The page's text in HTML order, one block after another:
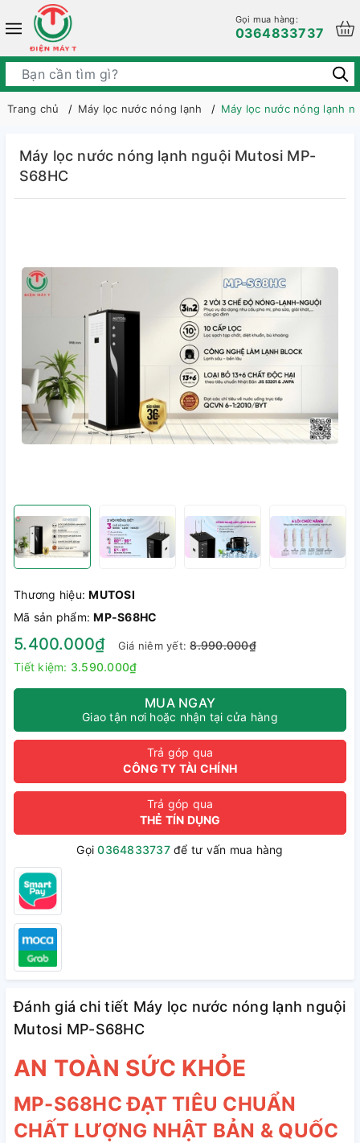
Gọi mua hàng:
0364833737
Trang chủ Máy lọc nước nóng lạnh Máy lọc nước nóng lạnh
Máy lọc nước nóng lạnh nguội Mutosi MP-
S68HC
Thương hiệu:MUTOSI
Mã sản phẩm:MP-S68HC
5.400.000₫ Giá niêm yết:8.990.000₫
Tiết kiệm: 3.590.000₫
MUA NGAY
Giao tận nơi hoặc nhận tại cửa hàng
Trả góp qua
CÔNG TY TÀI CHÍNH
Trả góp qua
THẺ TÍN DỤNG
Gọi0364833737để tư vấn mua hàng
Đánh giá chi tiết Máy lọc nước nóng lạnh nguội
Mutosi MP-S68HC
AN TOÀN SỨC KHỎE
MP-S68HC ĐẠT TIÊU CHUẨN
CHẤT LƯỢNG NHẬT BẢN & QUỐC